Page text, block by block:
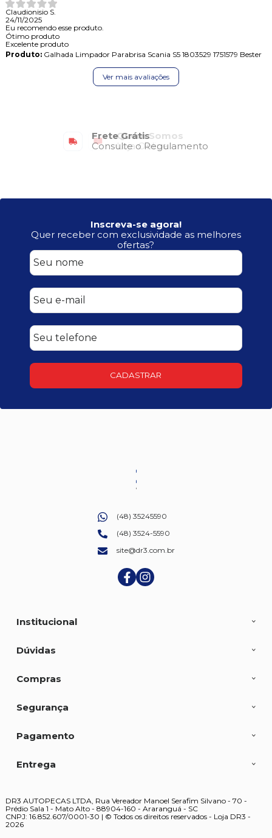
Claudionisio S.
24/11/2025
Eu recomendo esse produto.
Ótimo produto
Excelente produto
Produto:Galhada Limpador Parabrisa Scania S5 1803529 1751579 Bester
Ver mais avaliações
Frete Grátis
Consulte o Regulamento
Inscreva-se agora!
Quer receber com exclusividade as melhores
ofertas?
CADASTRAR
(48) 35245590
(48) 3524-5590
site@dr3.com.br
Institucional
Dúvidas
Compras
Segurança
Pagamento
Entrega
DR3 AUTOPECAS LTDA, Rua Vereador Manoel Serafim Silvano - 70 -
Prédio Sala 1 - Mato Alto - 88904-160 - Araranguá - SC
CNPJ: 16.852.607/0001-30 | © Todos os direitos reservados - Loja DR3 -
2026